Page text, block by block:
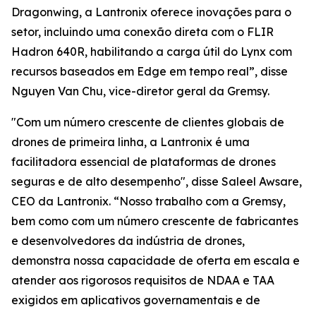
Dragonwing, a Lantronix oferece inovações para o
setor, incluindo uma conexão direta com o FLIR
Hadron 640R, habilitando a carga útil do Lynx com
recursos baseados em Edge em tempo real”, disse
Nguyen Van Chu, vice-diretor geral da Gremsy.
"Com um número crescente de clientes globais de
drones de primeira linha, a Lantronix é uma
facilitadora essencial de plataformas de drones
seguras e de alto desempenho", disse Saleel Awsare,
CEO da Lantronix. “Nosso trabalho com a Gremsy,
bem como com um número crescente de fabricantes
e desenvolvedores da indústria de drones,
demonstra nossa capacidade de oferta em escala e
atender aos rigorosos requisitos de NDAA e TAA
exigidos em aplicativos governamentais e de